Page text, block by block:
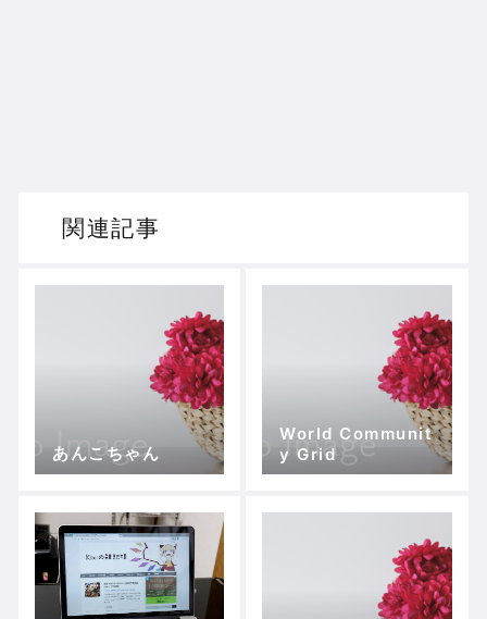
関連記事
あんこちゃん
World Communit
y Grid